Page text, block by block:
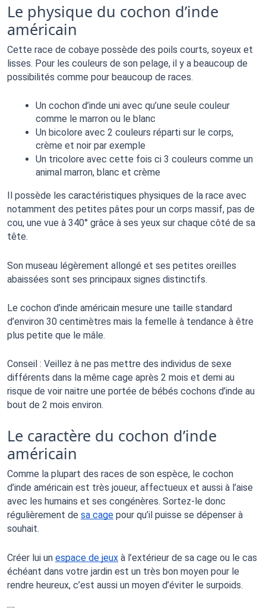
Le physique du cochon d’inde
américain
Cette race de cobaye possède des poils courts, soyeux et
lisses. Pour les couleurs de son pelage, il y a beaucoup de
possibilités comme pour beaucoup de races.
Un cochon d’inde uni avec qu’une seule couleur
comme le marron ou le blanc
Un bicolore avec 2 couleurs réparti sur le corps,
crème et noir par exemple
Un tricolore avec cette fois ci 3 couleurs comme un
animal marron, blanc et crème
Il possède les caractéristiques physiques de la race avec
notamment des petites pâtes pour un corps massif, pas de
cou, une vue à 340° grâce à ses yeux sur chaque côté de sa
tête.
Son museau légèrement allongé et ses petites oreilles
abaissées sont ses principaux signes distinctifs.
Le cochon d’inde américain mesure une taille standard
d’environ 30 centimètres mais la femelle à tendance à être
plus petite que le mâle.
Conseil : Veillez à ne pas mettre des individus de sexe
différents dans la même cage après 2 mois et demi au
risque de voir naitre une portée de bébés cochons d’inde au
bout de 2 mois environ.
Le caractère du cochon d’inde
américain
Comme la plupart des races de son espèce, le cochon
d’inde américain est très joueur, affectueux et aussi à l’aise
avec les humains et ses congénères. Sortez-le donc
régulièrement de sa cage pour qu’il puisse se dépenser à
souhait.
Créer lui un espace de jeux à l’extérieur de sa cage ou le cas
échéant dans votre jardin est un très bon moyen pour le
rendre heureux, c’est aussi un moyen d’éviter le surpoids.